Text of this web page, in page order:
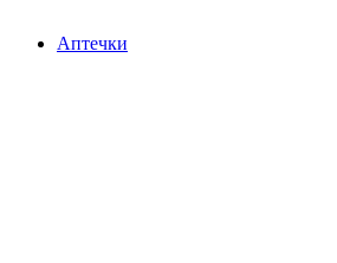
Аптечки